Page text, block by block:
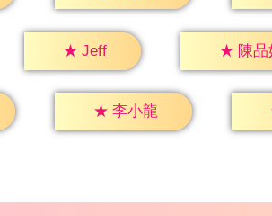
★ Jeff ★ 陳品
★ 李小龍